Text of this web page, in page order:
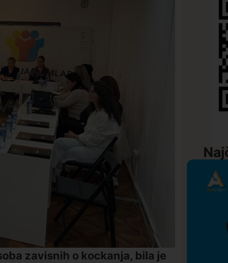
zavisnih o kockanja, bila je